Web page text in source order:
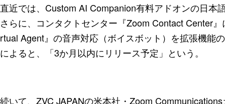
直近では、Custom AI Companion有料アドオンの日本
さらに、コンタクトセンター『Zoom Contact Center
rtual Agent』の音声対応（ボイスボット）を拡張機能
によると、「3か月以内にリリース予定」という。
続いて、ZVC JAPANの米本社・Zoom